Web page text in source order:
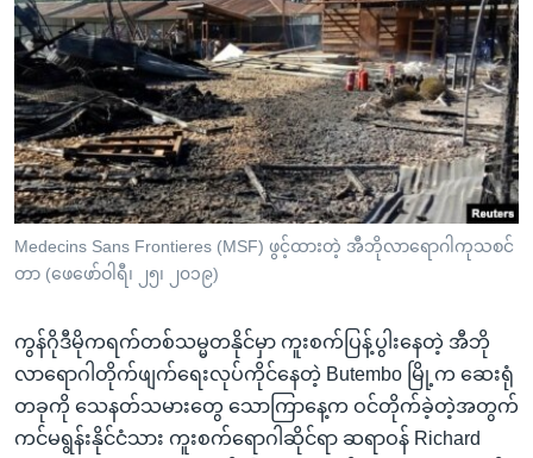
ရန်
ပင်မ
အ
ညွန်း
စာမျက်နှာ
သို့
ကျော်
ကြည့်
ရန်
ရန်
နေရာ
သို့
ကျော်
မကြေးမုံရဲ့ အင်္ဂလိပ်စာ
ရုပ်ရှင်ထဲက အင်္ဂလိပ်စာ
သုတပဒေသာ အင်္ဂလိပ်စာ
ရေဒီယို
တီဗွီ
ရေဒီယိုနှင့်ရုပ်သံ အချက်အလက်များ
ရေဒီယို/တီဗွီအစီအစဉ်
Learning English
ဗွီအိုအေ လူမှုကွန်ယက်များ
Medecins Sans Frontieres (MSF) ဖွင့်ထားတဲ့ အီဘိုလာရောဂါကုသစင်
တာ (ဖေဖော်ဝါရီ၊ ၂၅၊ ၂၀၁၉)
ကွန်ဂိုဒီမိုကရက်တစ်သမ္မတနိုင်မှာ ကူးစက်ပြန့်ပွါးနေတဲ့ အီဘို
လာရောဂါတိုက်ဖျက်ရေးလုပ်ကိုင်နေတဲ့ Butembo မြို့က ဆေးရုံ
တခုကို သေနတ်သမားတွေ သောကြာနေ့က ဝင်တိုက်ခဲ့တဲ့အတွက်
ကင်မရွန်းနိုင်ငံသား ကူးစက်ရောဂါဆိုင်ရာ ဆရာဝန် Richard